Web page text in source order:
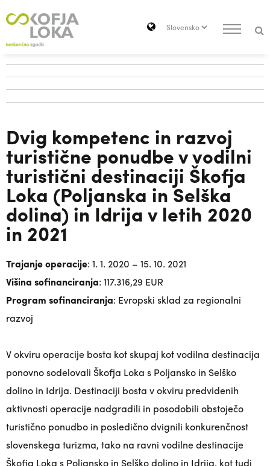
Dvig kompetenc in razvoj
turistične ponudbe v vodilni
turistični destinaciji Škofja
Loka (Poljanska in Selška
dolina) in Idrija v letih 2020
in 2021
Trajanje operacije: 1. 1. 2020 – 15. 10. 2021
Višina sofinanciranja: 117.316,29 EUR
Program sofinanciranja: Evropski sklad za regionalni
razvoj
V okviru operacije bosta kot skupaj kot vodilna destinacija
ponovno sodelovali Škofja Loka s Poljansko in Selško
dolino in Idrija. Destinaciji bosta v okviru predvidenih
aktivnosti operacije nadgradili in posodobili obstoječo
turistično ponudbo in posledično dvignili konkurenčnost
slovenskega turizma, tako na ravni vodilne destinacije
Škofja Loka s Poljansko in Selško dolino in Idrija, kot tudi